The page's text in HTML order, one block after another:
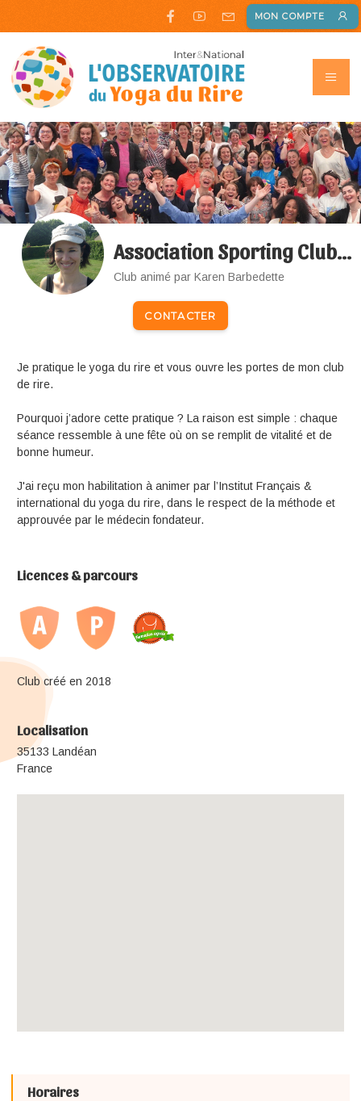
MON COMPTE
Association Sporting Club Landéanais
Club animé par Karen Barbedette
CONTACTER
Je pratique le yoga du rire et vous ouvre les portes de mon club
de rire.
Pourquoi j’adore cette pratique ? La raison est simple : chaque
séance ressemble à une fête où on se remplit de vitalité et de
bonne humeur.
J'ai reçu mon habilitation à animer par l’Institut Français &
international du yoga du rire, dans le respect de la méthode et
approuvée par le médecin fondateur.
Licences & parcours
Club créé en 2018
Localisation
35133 Landéan
France
Horaires